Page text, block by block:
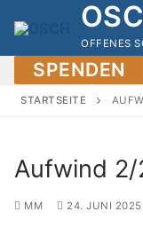
Inhalt
springen
OFFENES
SPENDEN
STARTSEITE
Aufwind
MM 24. JUNI 2025